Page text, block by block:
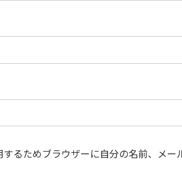
るためブラウザーに自分の名前、メー